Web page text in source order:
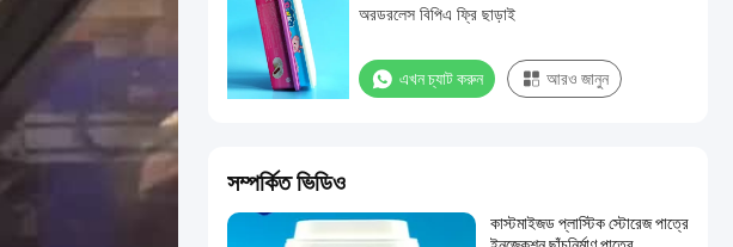
অরডরলেস বিপিএ ফ্রি ছাড়াই
এখন চ্যাট করুন আরও জানুন
সম্পর্কিত ভিডিও
কাস্টমাইজড প্লাস্টিক স্টোরেজ পাত্রে